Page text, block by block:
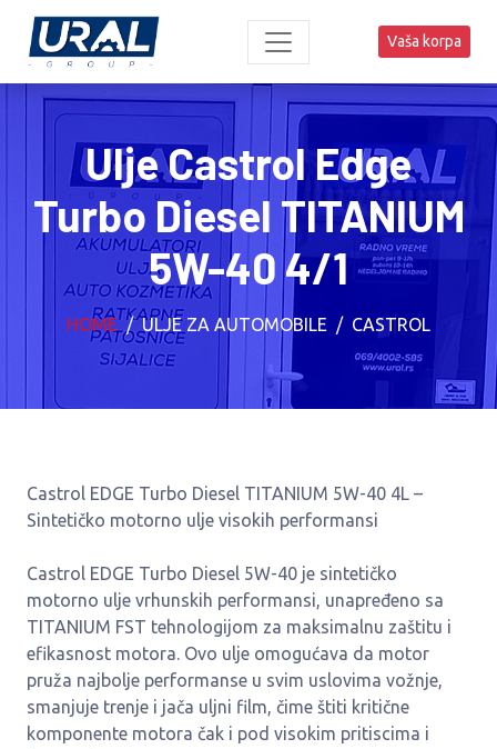
Vaša korpa
Ulje Castrol Edge
Turbo Diesel TITANIUM
5W-40 4/1
HOME ULJE ZA AUTOMOBILE CASTROL
Castrol EDGE Turbo Diesel TITANIUM 5W-40 4L –
Sintetičko motorno ulje visokih performansi
Castrol EDGE Turbo Diesel 5W-40 je sintetičko
motorno ulje vrhunskih performansi, unapređeno sa
TITANIUM FST tehnologijom za maksimalnu zaštitu i
efikasnost motora. Ovo ulje omogućava da motor
pruža najbolje performanse u svim uslovima vožnje,
smanjuje trenje i jača uljni film, čime štiti kritične
komponente motora čak i pod visokim pritiscima i